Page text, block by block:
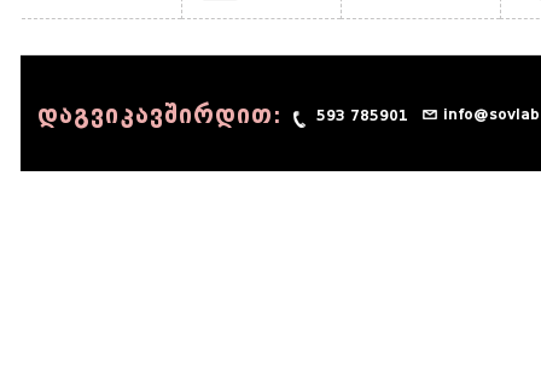
დაგვიკავშირდით: 593 785901